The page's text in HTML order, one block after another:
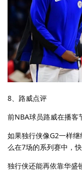
8、路威点评
前NBA球员路威在播客
如果独行侠像G2一样
么在7场的系列赛中，
独行侠还能再依靠华盛